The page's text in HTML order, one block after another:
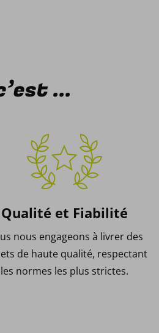
...
Qualité et Fiabilité
nous engageons à livrer des
de haute qualité, respectant
les normes les plus strictes.